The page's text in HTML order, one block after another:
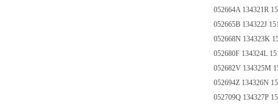
052664A 134321R
052665B 134322J
052668N 134323K
052680F 134324L
052682V 134325M
052694Z 134326N
052709Q 134327P